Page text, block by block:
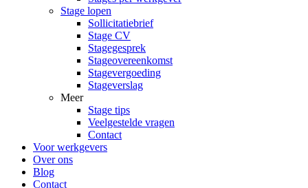
Stage lopen
Sollicitatiebrief
Stage CV
Stagegesprek
Stageovereenkomst
Stagevergoeding
Stageverslag
Meer
Stage tips
Veelgestelde vragen
Contact
Voor werkgevers
Over ons
Blog
Contact